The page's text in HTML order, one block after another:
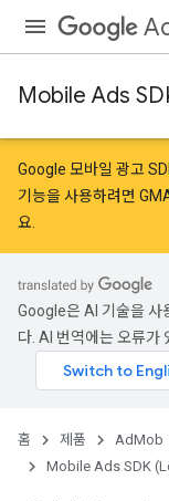
Mobile Ads
Google 모바일 광고
기능을 사용하려면
요.
Google은 AI 기술을 사
다. AI 번역에는 오류가
홈 제품 AdMob
Mobile Ads SDK